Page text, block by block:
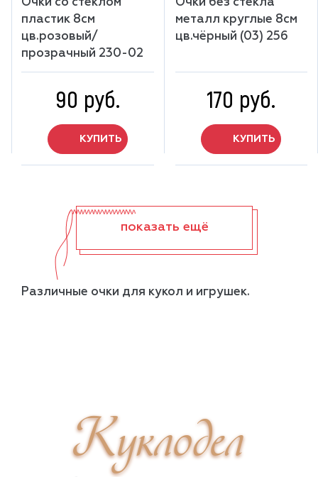
Очки со стеклом
пластик 8см
цв.розовый/
прозрачный 230-02
90 руб.
КУПИТЬ
Очки без стекла
металл круглые 8см
цв.чёрный (03) 256
170 руб.
КУПИТЬ
показать ещё
Различные очки для кукол и игрушек.
Куклодел